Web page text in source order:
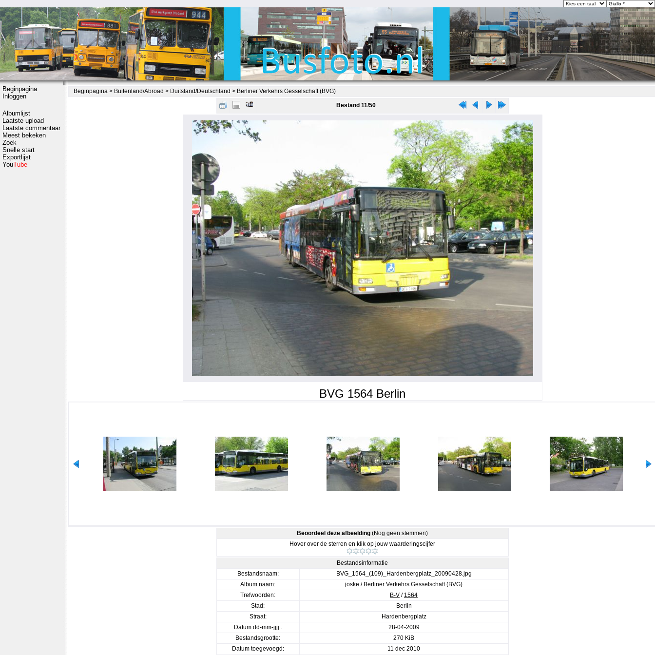
Beginpagina
Inloggen
Albumlijst
Laatste upload
Laatste commentaar
Meest bekeken
Zoek
Snelle start
Exportlijst
YouTube
Beginpagina > Buitenland/Abroad > Duitsland/Deutschland > Berliner Verkehrs Gesselschaft (BVG)
Bestand 11/50
BVG 1564 Berlin
Beoordeel deze afbeelding (Nog geen stemmen)
Hover over de sterren en klik op jouw waarderingscijfer
Bestandsinformatie
Bestandsnaam:
BVG_1564_(109)_Hardenbergplatz_20090428.jpg
Album naam:
joske / Berliner Verkehrs Gesselschaft (BVG)
Trefwoorden:
B-V / 1564
Stad:
Berlin
Straat:
Hardenbergplatz
Datum dd-mm-jjjj :
28-04-2009
Bestandsgrootte:
270 KiB
Datum toegevoegd:
11 dec 2010